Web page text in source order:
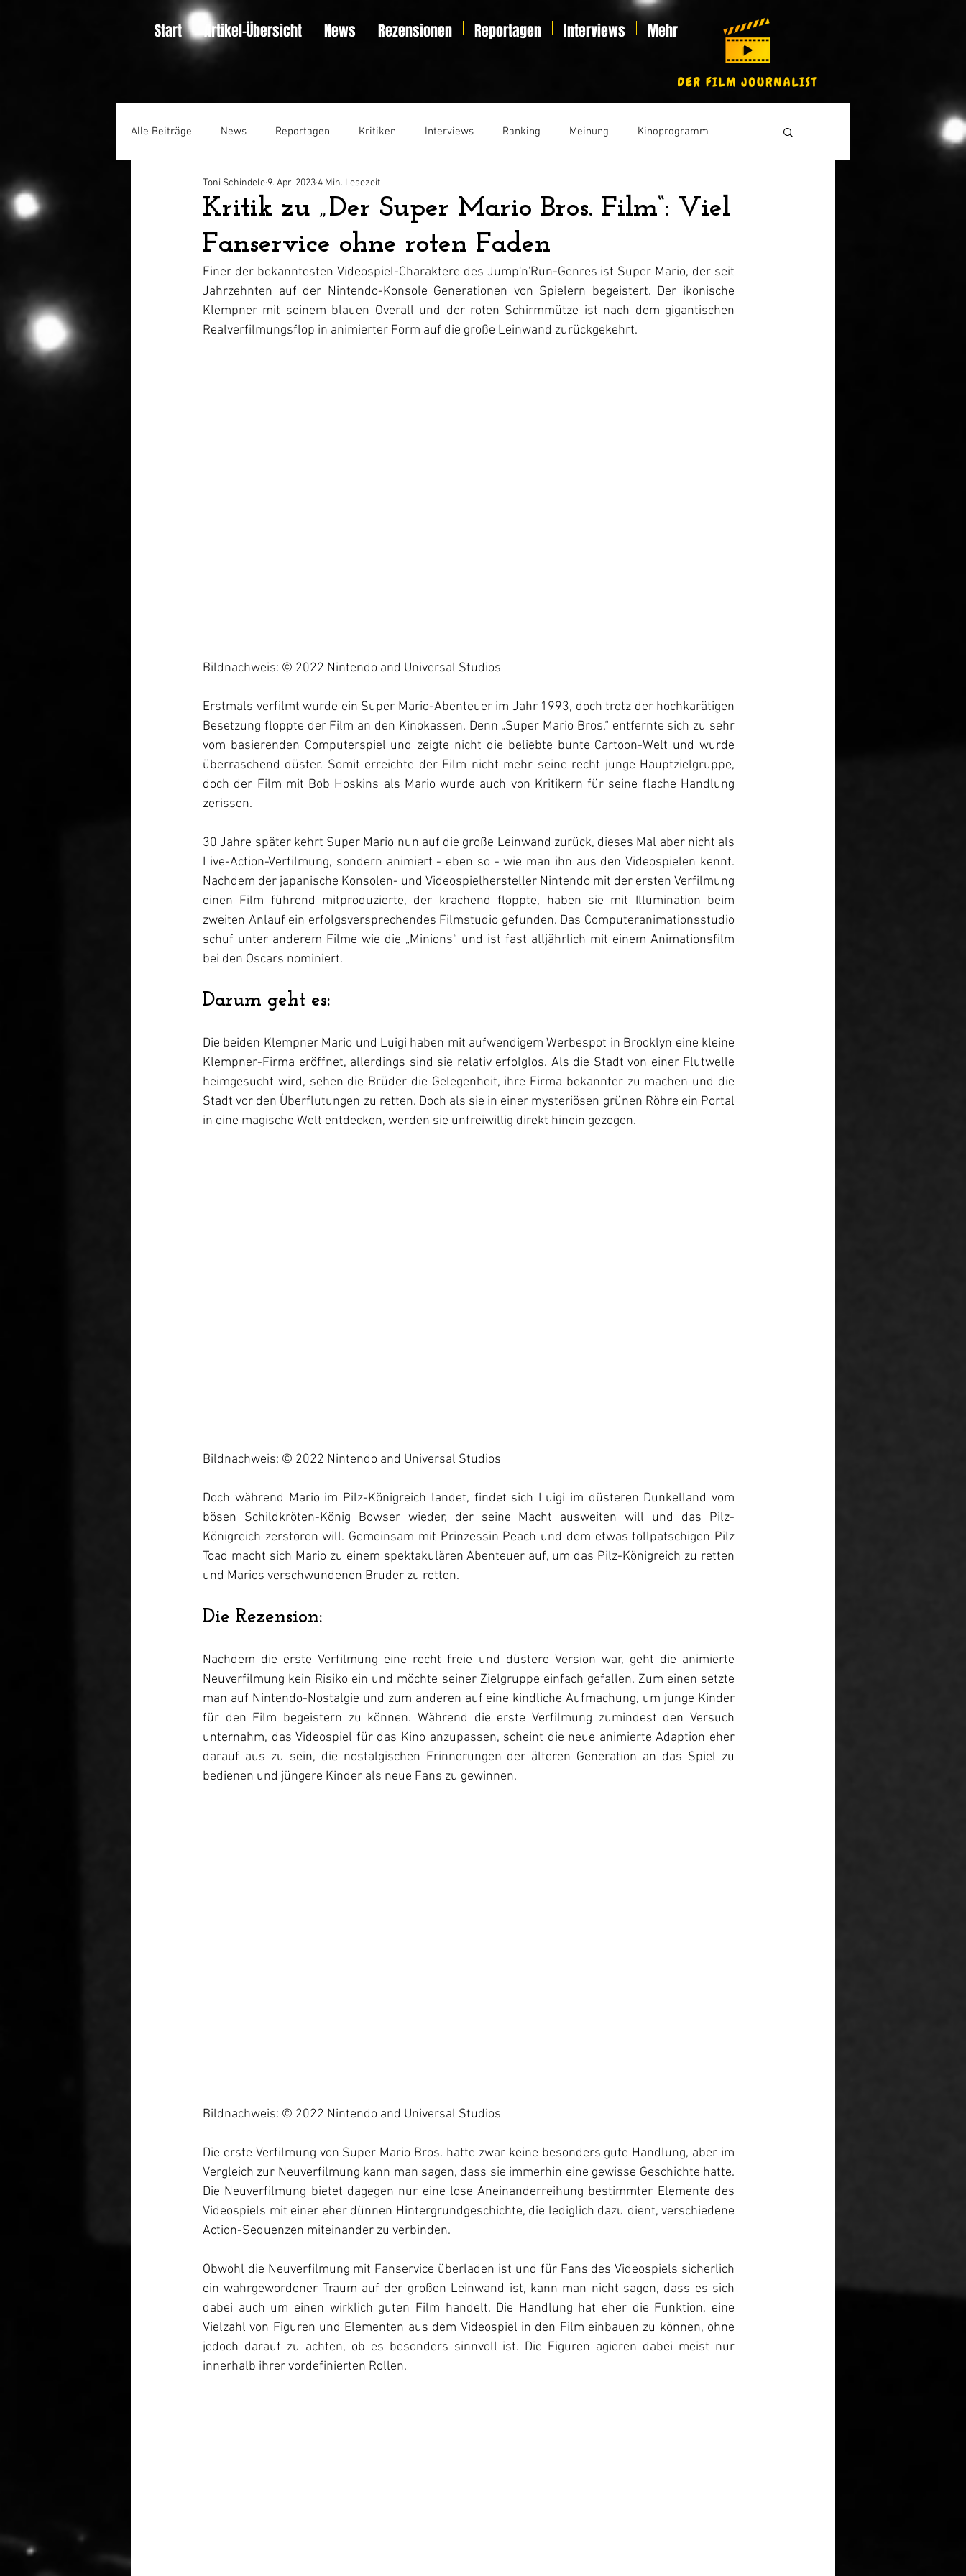
Start Artikel-Übersicht News Rezensionen Reportagen Interviews Mehr
Alle Beiträge News Reportagen Kritiken Interviews Ranking Meinung Kinoprogramm
Home Entertainment Essay
Kritik zu „Der Super Mario Bros. Film“: Viel
Fanservice ohne roten Faden
Toni Schindele 9. Apr. 20234 Min. Lesezeit
Einer der bekanntesten Videospiel-Charaktere des Jump'n'Run-Genres ist Super Mario, der seit
Jahrzehnten auf der Nintendo-Konsole Generationen von Spielern begeistert. Der ikonische
Klempner mit seinem blauen Overall und der roten Schirmmütze ist nach dem gigantischen
Realverfilmungsflop in animierter Form auf die große Leinwand zurückgekehrt.
Bildnachweis: © 2022 Nintendo and Universal Studios
Erstmals verfilmt wurde ein Super Mario-Abenteuer im Jahr 1993, doch trotz der hochkarätigen
Besetzung floppte der Film an den Kinokassen. Denn „Super Mario Bros.“ entfernte sich zu sehr
vom basierenden Computerspiel und zeigte nicht die beliebte bunte Cartoon-Welt und wurde
überraschend düster. Somit erreichte der Film nicht mehr seine recht junge Hauptzielgruppe,
doch der Film mit Bob Hoskins als Mario wurde auch von Kritikern für seine flache Handlung
zerissen.
30 Jahre später kehrt Super Mario nun auf die große Leinwand zurück, dieses Mal aber nicht als
Live-Action-Verfilmung, sondern animiert - eben so - wie man ihn aus den Videospielen kennt.
Nachdem der japanische Konsolen- und Videospielhersteller Nintendo mit der ersten Verfilmung
einen Film führend mitproduzierte, der krachend floppte, haben sie mit Illumination beim
zweiten Anlauf ein erfolgsversprechendes Filmstudio gefunden. Das Computeranimationsstudio
schuf unter anderem Filme wie die „Minions“ und ist fast alljährlich mit einem Animationsfilm
bei den Oscars nominiert.
Darum geht es:
Die beiden Klempner Mario und Luigi haben mit aufwendigem Werbespot in Brooklyn eine kleine
Klempner-Firma eröffnet, allerdings sind sie relativ erfolglos. Als die Stadt von einer Flutwelle
heimgesucht wird, sehen die Brüder die Gelegenheit, ihre Firma bekannter zu machen und die
Stadt vor den Überflutungen zu retten. Doch als sie in einer mysteriösen grünen Röhre ein Portal
in eine magische Welt entdecken, werden sie unfreiwillig direkt hinein gezogen.
Bildnachweis: © 2022 Nintendo and Universal Studios
Doch während Mario im Pilz-Königreich landet, findet sich Luigi im düsteren Dunkelland vom
bösen Schildkröten-König Bowser wieder, der seine Macht ausweiten will und das Pilz-
Königreich zerstören will. Gemeinsam mit Prinzessin Peach und dem etwas tollpatschigen Pilz
Toad macht sich Mario zu einem spektakulären Abenteuer auf, um das Pilz-Königreich zu retten
und Marios verschwundenen Bruder zu retten.
Die Rezension:
Nachdem die erste Verfilmung eine recht freie und düstere Version war, geht die animierte
Neuverfilmung kein Risiko ein und möchte seiner Zielgruppe einfach gefallen. Zum einen setzte
man auf Nintendo-Nostalgie und zum anderen auf eine kindliche Aufmachung, um junge Kinder
für den Film begeistern zu können. Während die erste Verfilmung zumindest den Versuch
unternahm, das Videospiel für das Kino anzupassen, scheint die neue animierte Adaption eher
darauf aus zu sein, die nostalgischen Erinnerungen der älteren Generation an das Spiel zu
bedienen und jüngere Kinder als neue Fans zu gewinnen.
Bildnachweis: © 2022 Nintendo and Universal Studios
Die erste Verfilmung von Super Mario Bros. hatte zwar keine besonders gute Handlung, aber im
Vergleich zur Neuverfilmung kann man sagen, dass sie immerhin eine gewisse Geschichte hatte.
Die Neuverfilmung bietet dagegen nur eine lose Aneinanderreihung bestimmter Elemente des
Videospiels mit einer eher dünnen Hintergrundgeschichte, die lediglich dazu dient, verschiedene
Action-Sequenzen miteinander zu verbinden.
Obwohl die Neuverfilmung mit Fanservice überladen ist und für Fans des Videospiels sicherlich
ein wahrgewordener Traum auf der großen Leinwand ist, kann man nicht sagen, dass es sich
dabei auch um einen wirklich guten Film handelt. Die Handlung hat eher die Funktion, eine
Vielzahl von Figuren und Elementen aus dem Videospiel in den Film einbauen zu können, ohne
jedoch darauf zu achten, ob es besonders sinnvoll ist. Die Figuren agieren dabei meist nur
innerhalb ihrer vordefinierten Rollen.